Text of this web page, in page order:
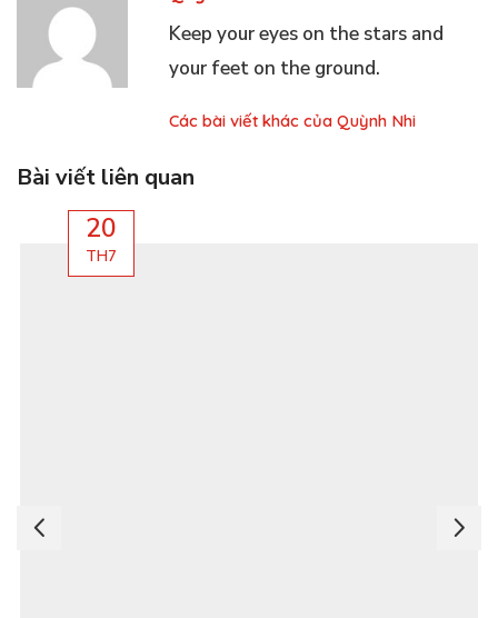
Keep your eyes on the stars and
your feet on the ground.
Các bài viết khác của Quỳnh Nhi
Bài viết liên quan
20
TH7